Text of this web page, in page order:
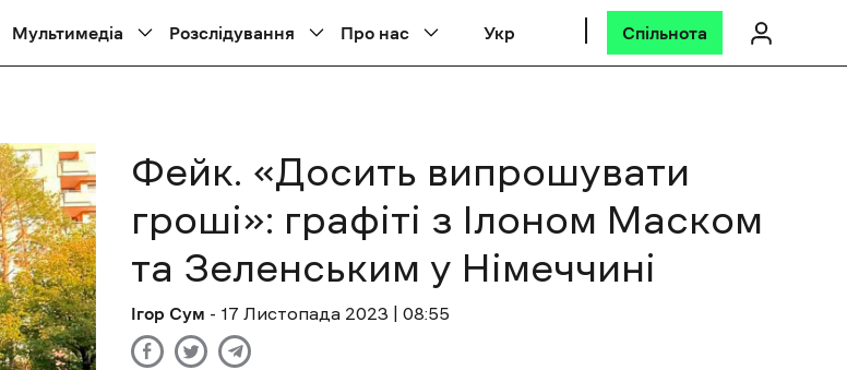
Мультимедіа Розслідування Про нас Укр Спільнота
Фейк. «Досить випрошувати
гроші»: графіті з Ілоном Маском
та Зеленським у Німеччині
Ігор Сум - 17 Листопада 2023 | 08:55